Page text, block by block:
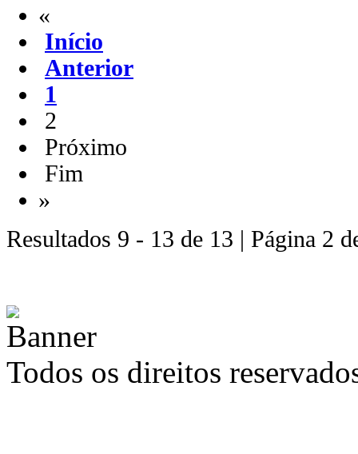
«
Início
Anterior
1
2
Próximo
Fim
»
Resultados 9 - 13 de 13 | Página 2
Todos os direitos